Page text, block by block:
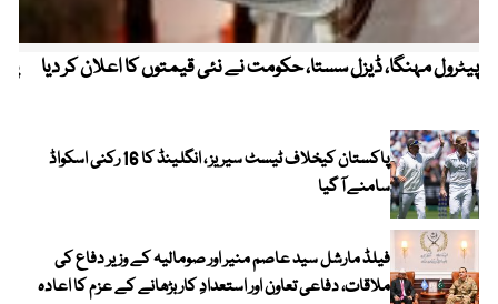
پیٹرول مہنگا، ڈیزل سستا، حکومت نے نئی قیمتوں کا اعلان کر دیا
پاکستان کیخلاف ٹیسٹ سیریز ، انگلینڈ کا 16 رکنی اسکواڈ
سامنے آ گیا
فیلڈ مارشل سید عاصم منیر اور صومالیہ کے وزیر دفاع کی
ملاقات، دفاعی تعاون اور استعدادِ کار بڑھانے کے عزم کا اعادہ